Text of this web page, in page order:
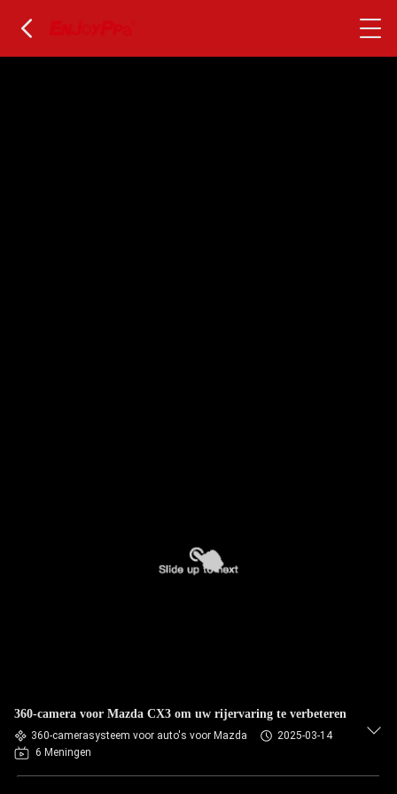
360-camera voor Mazda CX3 om uw rijervaring te verbeteren
360-camerasysteem voor auto's voor Mazda
2025-03-14
6 Meningen